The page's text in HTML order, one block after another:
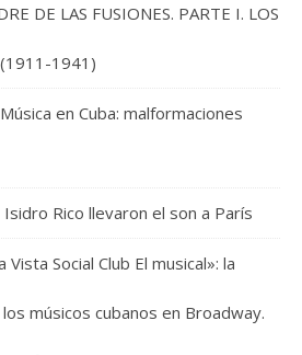
DE LAS FUSIONES. PARTE I. LOS
(1911-1941)
en Cuba: malformaciones
Rico llevaron el son a París
Social Club El musical»: la
músicos cubanos en Broadway.